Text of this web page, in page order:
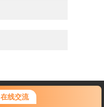
在线交流